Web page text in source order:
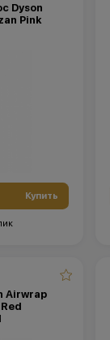
Dyson
Pink
Купить
Airwrap